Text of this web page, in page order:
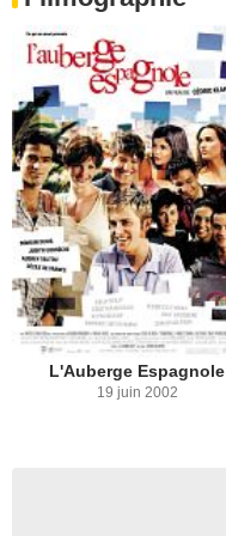
L'Auberge Espagnole
19 juin 2002